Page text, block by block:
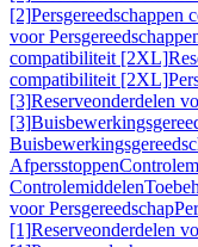
[2]
voor
compatibiliteit [2XL]
compatibiliteit [2XL]
[3]Reserveonderdelen
[3]
Afpersstoppen
Controlemiddelen
voor Persgereedschap
[1]Reserveonderdelen